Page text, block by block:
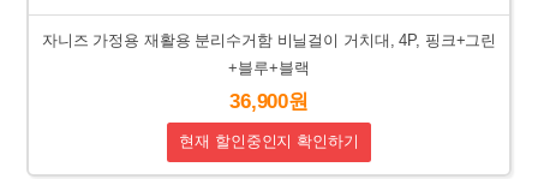
자니즈 가정용 재활용 분리수거함 비닐걸이 거치대, 4P, 핑크+그린
+블루+블랙
36,900원
현재 할인중인지 확인하기